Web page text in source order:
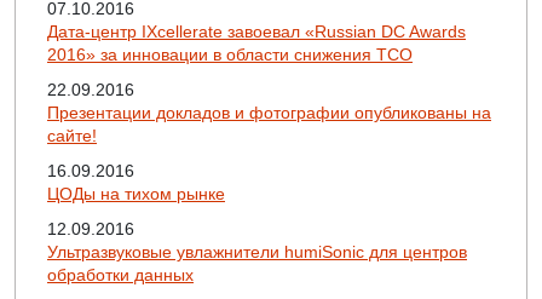
07.10.2016
Дата-центр IXcellerate завоевал «Russian DC Awards
2016» за инновации в области снижения ТСО
22.09.2016
Презентации докладов и фотографии опубликованы на
сайте!
16.09.2016
ЦОДы на тихом рынке
12.09.2016
Ультразвуковые увлажнители humiSonic для центров
обработки данных